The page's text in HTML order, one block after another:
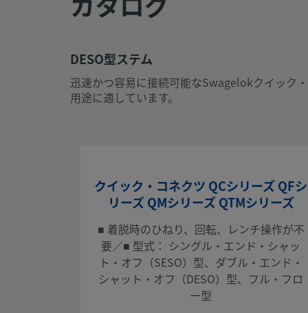
UNSPSC (15.1)
27121701
UNSPSC (17.1001)
迅速かつ容易に接続可能なSwagelokクイック・コネクツは
かつ空気混入量やスピリッジ（流体流出量）を最小限に抑え
ログインまたは登録して価格を見る
お問い合わせ
DESO型ステム
迅速かつ容易に接続可能なSwagelokクイック
用途に適しています。
クイック・コネクツ QCシリーズ QFシ
リーズ QMシリーズ QTMシリーズ
■ 着脱時のひねり、回転、レンチ操作が不
要／■ 型式： シングル・エンド・シャッ
ト・オフ（SESO）型、ダブル・エンド・
シャット・オフ（DESO）型、フル・フロ
ー型